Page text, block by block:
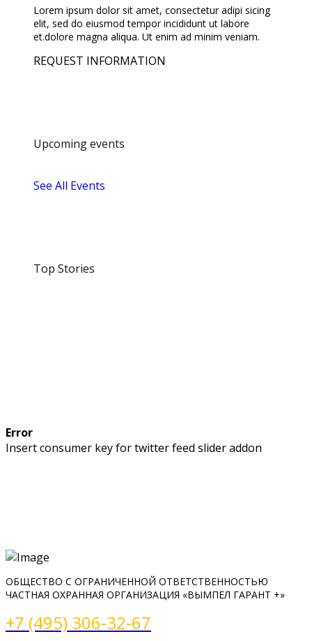
Lorem ipsum dolor sit amet, consectetur adipi sicing
elit, sed do eiusmod tempor incididunt ut labore
et.dolore magna aliqua. Ut enim ad minim veniam.
REQUEST INFORMATION
Upcoming events
See All Events
Top Stories
Error
Insert consumer key for twitter feed slider addon
ОБЩЕСТВО С ОГРАНИЧЕННОЙ ОТВЕТСТВЕННОСТЬЮ
ЧАСТНАЯ ОХРАННАЯ ОРГАНИЗАЦИЯ «ВЫМПЕЛ ГАРАНТ +»
+7 (495) 306-32-67